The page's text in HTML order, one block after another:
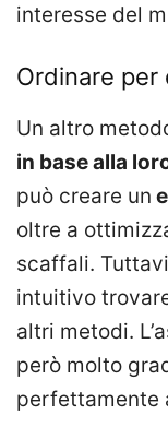
interesse del
Ordinare per
Un altro
in base alla
può creare un
oltre a
scaffali.
intuitivo
altri metodi.
però molto
perfettamente